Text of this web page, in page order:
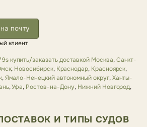
почту
клиент
купить/заказать доставкой Москва,Санкт-
, Новосибирск, Краснодар, Красноярск,
,Ямало-Ненецкий автономный округ,Ханты-
,Уфа, Ростов-на-Дону, Нижний Новгород,
И ТИПЫ СУДОВ